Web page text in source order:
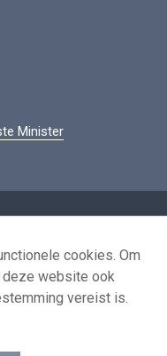
Minister
hergebruikcookies. Om
deze website ook
vereist is.